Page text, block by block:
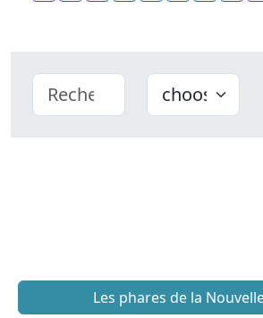
Les phares de la